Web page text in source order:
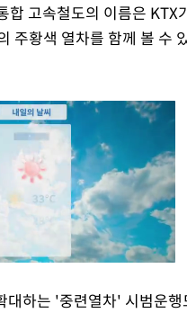
고속철도의 이름은
주황색 열차를 함께 볼 수
하는 '중련열차' 시범운